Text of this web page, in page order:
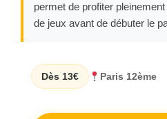
permet de profiter
de jeux avant de débuter le
Dès 13€ Paris 12ème